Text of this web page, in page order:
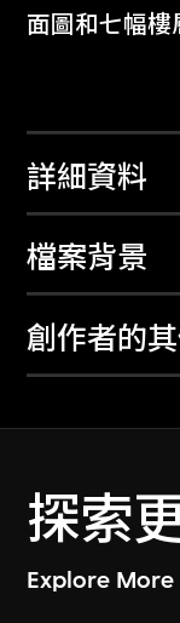
面圖和七幅樓
詳細資料
檔案背景
創作者的
探索
Explore More